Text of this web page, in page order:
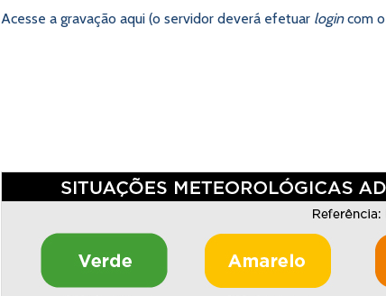
Acesse a gravação aqui (o servidor deverá efetuar logincom o